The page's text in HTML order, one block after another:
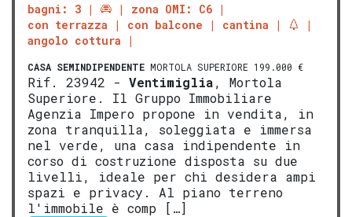
bagni: 3
zona OMI: C6
con terrazza
con balcone
cantina
angolo cottura
CASA SEMINDIPENDENTE MORTOLA SUPERIORE 199.000 €
Rif. 23942 - Ventimiglia, Mortola
Superiore. Il Gruppo Immobiliare
Agenzia Impero propone in vendita, in
zona tranquilla, soleggiata e immersa
nel verde, una casa indipendente in
corso di costruzione disposta su due
livelli, ideale per chi desidera ampi
spazi e privacy. Al piano terreno
l'immobile è comp […]